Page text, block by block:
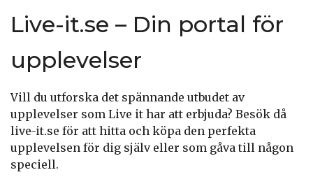
Live-it.se – Din portal för
upplevelser
Vill du utforska det spännande utbudet av
upplevelser som Live it har att erbjuda? Besök då
live-it.se för att hitta och köpa den perfekta
upplevelsen för dig själv eller som gåva till någon
speciell.